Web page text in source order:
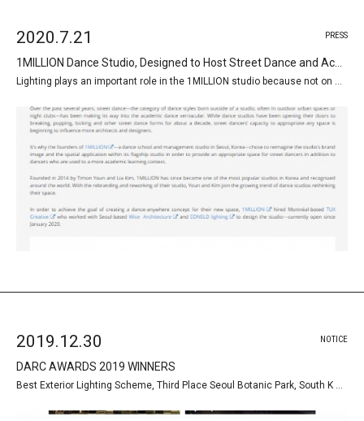
2020.7.21
1MILLION Dance Studio, Designed to Host Street Dance and Academic Styles
Lighting plays an important role in the 1MILLION studio because not on …
PRESS
2019.12.30
DARC AWARDS 2019 WINNERS
Best Exterior Lighting Scheme, Third Place Seoul Botanic Park, South K …
NOTICE